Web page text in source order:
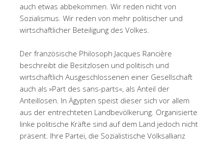
auch etwas abbekommen. Wir reden nicht von
Sozialismus. Wir reden von mehr politischer und
wirtschaftlicher Beteiligung des Volkes.
Der französische Philosoph Jacques Rancière
beschreibt die Besitzlosen und politisch und
wirtschaftlich Ausgeschlossenen einer Gesellschaft
auch als »Part des sans-parts«, als Anteil der
Anteillosen. In Ägypten speist dieser sich vor allem
aus der entrechteten Landbevölkerung. Organisierte
linke politische Kräfte sind auf dem Land jedoch nicht
präsent. Ihre Partei, die Sozialistische Volksallianz